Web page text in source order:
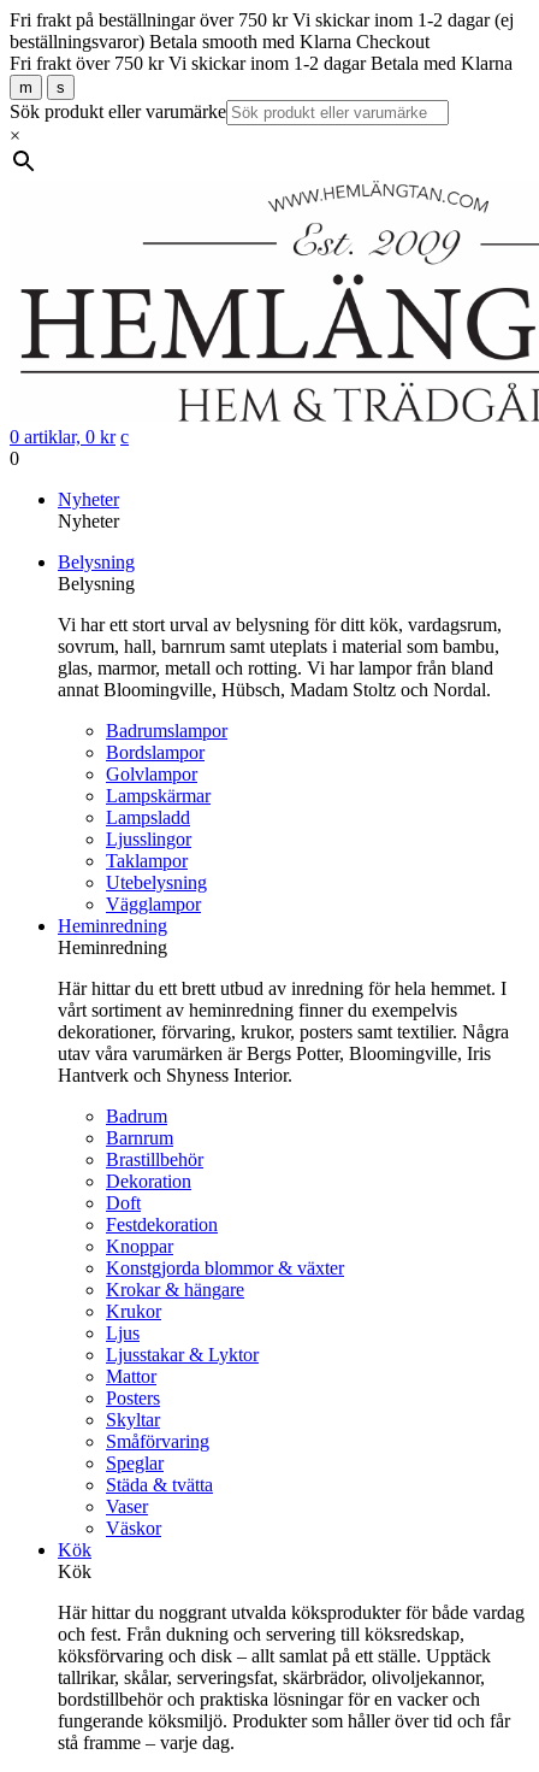
Fri frakt på beställningar över 750 kr Vi skickar inom 1-2 dagar (ej
beställningsvaror) Betala smooth med Klarna Checkout
Fri frakt över 750 kr Vi skickar inom 1-2 dagar Betala med Klarna
m s
Sök produkt eller varumärke
×
0 artiklar, 0 kr c
0
innehåll
Nyheter
Nyheter
Belysning
Belysning
Vi har ett stort urval av belysning för ditt kök, vardagsrum,
sovrum, hall, barnrum samt uteplats i material som bambu,
glas, marmor, metall och rotting. Vi har lampor från bland
annat Bloomingville, Hübsch, Madam Stoltz och Nordal.
Badrumslampor
Bordslampor
Golvlampor
Lampskärmar
Lampsladd
Ljusslingor
Taklampor
Utebelysning
Vägglampor
Heminredning
Heminredning
Här hittar du ett brett utbud av inredning för hela hemmet. I
vårt sortiment av heminredning finner du exempelvis
dekorationer, förvaring, krukor, posters samt textilier. Några
utav våra varumärken är Bergs Potter, Bloomingville, Iris
Hantverk och Shyness Interior.
Badrum
Barnrum
Brastillbehör
Dekoration
Doft
Festdekoration
Knoppar
Konstgjorda blommor & växter
Krokar & hängare
Krukor
Ljus
Ljusstakar & Lyktor
Mattor
Posters
Skyltar
Småförvaring
Speglar
Städa & tvätta
Vaser
Väskor
Kök
Kök
Här hittar du noggrant utvalda köksprodukter för både vardag
och fest. Från dukning och servering till köksredskap,
köksförvaring och disk – allt samlat på ett ställe. Upptäck
tallrikar, skålar, serveringsfat, skärbrädor, olivoljekannor,
bordstillbehör och praktiska lösningar för en vacker och
fungerande köksmiljö. Produkter som håller över tid och får
stå framme – varje dag.